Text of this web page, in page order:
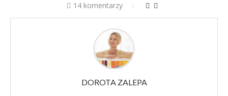
14 komentarzy
DOROTA ZALEPA